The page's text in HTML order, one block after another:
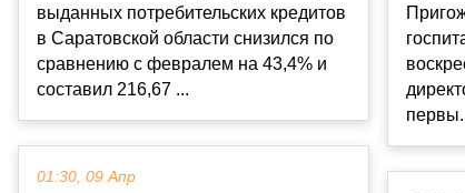
выданных потребительских кредитов
в Саратовской области снизился по
сравнению с февралем на 43,4% и
составил 216,67 ...
01:30, 09 Апр